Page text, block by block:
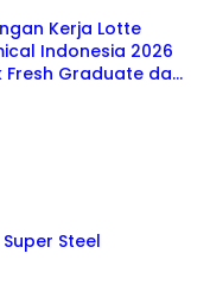
Kerja Lotte
Indonesia 2026
Fresh Graduate dan
Steel